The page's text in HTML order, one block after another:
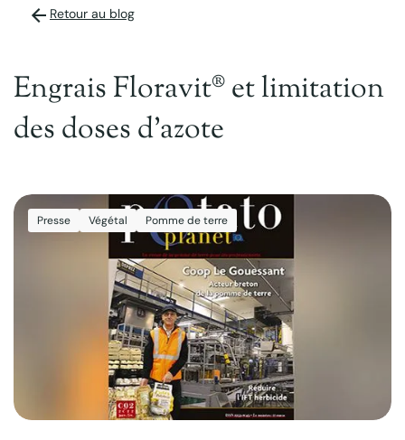
Retour au blog
Engrais Floravit® et limitation
des doses d’azote
Presse Végétal Pomme de terre